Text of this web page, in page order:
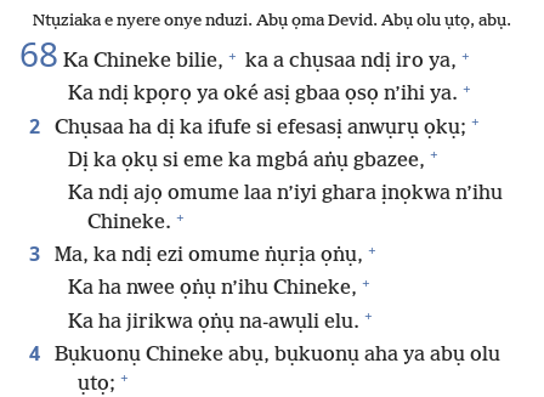
Ntụziaka e nyere onye nduzi. Abụ ọma Devid. Abụ olu ụtọ, abụ.
68 Ka Chineke bilie, + ka a chụsaa ndị iro ya, +
Ka ndị kpọrọ ya oké asị gbaa ọsọ n’ihi ya. +
2 Chụsaa ha dị ka ifufe si efesasị anwụrụ ọkụ; +
Dị ka ọkụ si eme ka mgbá aṅụ gbazee, +
Ka ndị ajọ omume laa n’iyi ghara ịnọkwa n’ihu
Chineke. +
3 Ma, ka ndị ezi omume ṅụrịa ọṅụ, +
Ka ha nwee ọṅụ n’ihu Chineke, +
Ka ha jirikwa ọṅụ na-awụli elu. +
4
Bụkuonụ Chineke abụ, bụkuonụ aha ya abụ olu
ụtọ; +